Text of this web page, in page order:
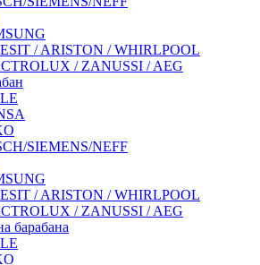
/ ARISTON / WHIRLPOOL
/ ZANUSSI / AEG
SIEMENS/NEFF
/ ARISTON / WHIRLPOOL
/ ZANUSSI / AEG
барабана